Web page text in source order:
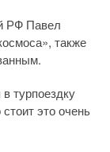
РФ Павел
также
турпоездку
это очень